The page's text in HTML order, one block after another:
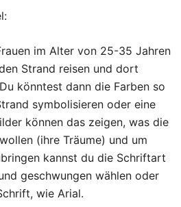
im Alter von 25-35 Jahren
Strand reisen und dort
könntest dann die Farben so
symbolisieren oder eine
können das zeigen, was die
(ihre Träume) und um
kannst du die Schriftart
geschwungen wählen oder
wie Arial.